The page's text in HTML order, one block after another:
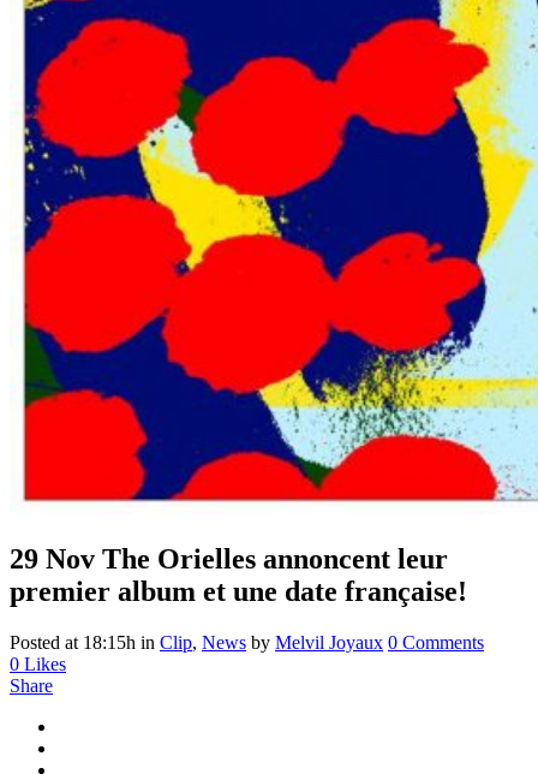
29 Nov The Orielles annoncent leur
premier album et une date française!
Posted at 18:15h in Clip, News by Melvil Joyaux 0 Comments
0 Likes
Share